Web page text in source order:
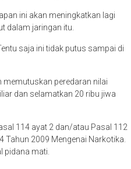
ini akan meningkatkan lagi
dalam jaringan itu.
saja ini tidak putus sampai di
memutuskan peredaran nilai
dan selamatkan 20 ribu jiwa
114 ayat 2 dan/atau Pasal 112
Tahun 2009 Mengenai Narkotika.
pidana mati.